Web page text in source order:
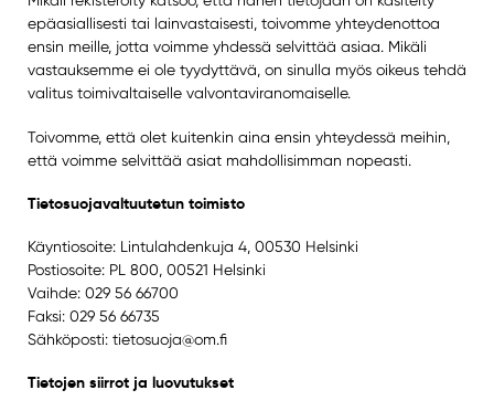
epäasiallisesti tai lainvastaisesti, toivomme yhteydenottoa
ensin meille, jotta voimme yhdessä selvittää asiaa. Mikäli
vastauksemme ei ole tyydyttävä, on sinulla myös oikeus tehdä
valitus toimivaltaiselle valvontaviranomaiselle.
Toivomme, että olet kuitenkin aina ensin yhteydessä meihin,
että voimme selvittää asiat mahdollisimman nopeasti.
Tietosuojavaltuutetun toimisto
Käyntiosoite: Lintulahdenkuja 4, 00530 Helsinki
Postiosoite: PL 800, 00521 Helsinki
Vaihde: 029 56 66700
Faksi: 029 56 66735
Sähköposti: tietosuoja@om.fi
Tietojen siirrot ja luovutukset